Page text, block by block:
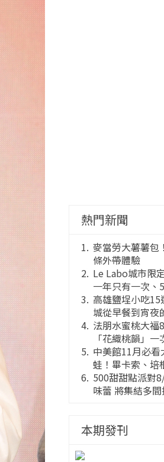
熱門新聞
麥當勞大薯薯包
條外帶體驗
Le Labo城市限
一年只有一次、
高雄鹽埕小吃
城從早餐到宵夜
法朋水蜜桃大福
「花織桃韻」
桃花果大福
中美館11月必
蛙！畢卡索、培
件國巨典藏亮相
500甜甜點派對
味蕾 將集結多
本期發刊